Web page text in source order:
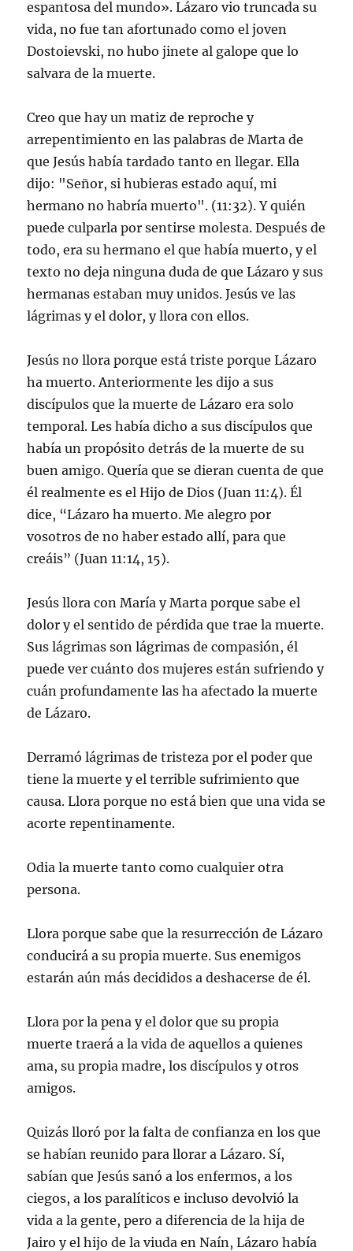
espantosa del mundo». Lázaro vio truncada su
vida, no fue tan afortunado como el joven
Dostoievski, no hubo jinete al galope que lo
salvara de la muerte.
Creo que hay un matiz de reproche y
arrepentimiento en las palabras de Marta de
que Jesús había tardado tanto en llegar. Ella
dijo: "Señor, si hubieras estado aquí, mi
hermano no habría muerto". (11:32). Y quién
puede culparla por sentirse molesta. Después de
todo, era su hermano el que había muerto, y el
texto no deja ninguna duda de que Lázaro y sus
hermanas estaban muy unidos. Jesús ve las
lágrimas y el dolor, y llora con ellos.
Jesús no llora porque está triste porque Lázaro
ha muerto. Anteriormente les dijo a sus
discípulos que la muerte de Lázaro era solo
temporal. Les había dicho a sus discípulos que
había un propósito detrás de la muerte de su
buen amigo. Quería que se dieran cuenta de que
él realmente es el Hijo de Dios (Juan 11:4). Él
dice, “Lázaro ha muerto. Me alegro por
vosotros de no haber estado allí, para que
creáis” (Juan 11:14, 15).
Jesús llora con María y Marta porque sabe el
dolor y el sentido de pérdida que trae la muerte.
Sus lágrimas son lágrimas de compasión, él
puede ver cuánto dos mujeres están sufriendo y
cuán profundamente las ha afectado la muerte
de Lázaro.
Derramó lágrimas de tristeza por el poder que
tiene la muerte y el terrible sufrimiento que
causa. Llora porque no está bien que una vida se
acorte repentinamente.
Odia la muerte tanto como cualquier otra
persona.
Llora porque sabe que la resurrección de Lázaro
conducirá a su propia muerte. Sus enemigos
estarán aún más decididos a deshacerse de él.
Llora por la pena y el dolor que su propia
muerte traerá a la vida de aquellos a quienes
ama, su propia madre, los discípulos y otros
amigos.
Quizás lloró por la falta de confianza en los que
se habían reunido para llorar a Lázaro. Sí,
sabían que Jesús sanó a los enfermos, a los
ciegos, a los paralíticos e incluso devolvió la
vida a la gente, pero a diferencia de la hija de
Jairo y el hijo de la viuda en Naín, Lázaro había